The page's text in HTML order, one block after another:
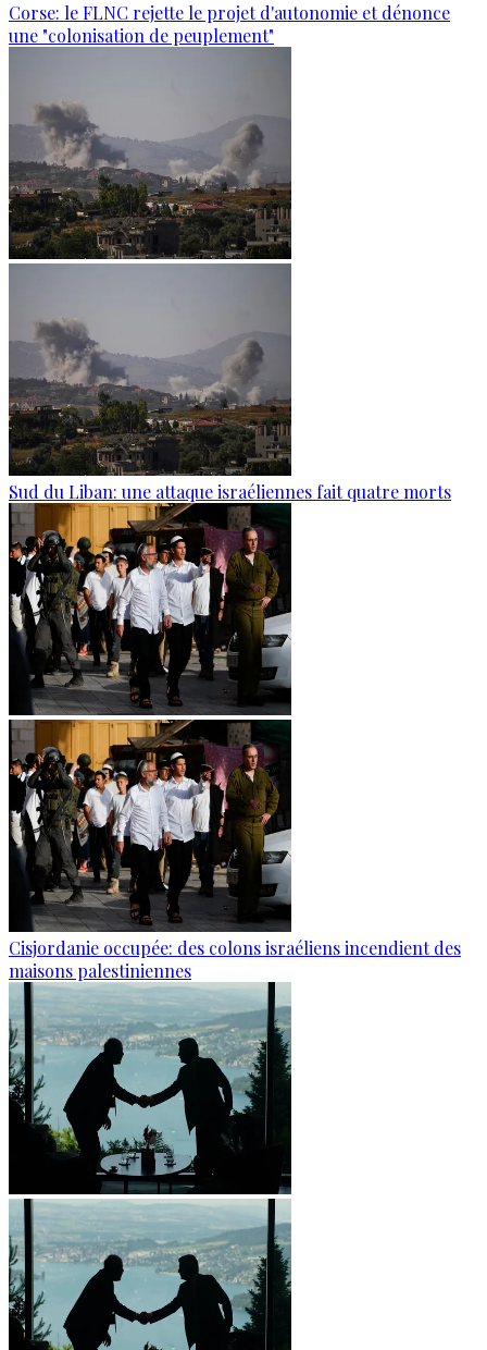
Corse: le FLNC rejette le projet d'autonomie et dénonce
une "colonisation de peuplement"
Sud du Liban: une attaque israéliennes fait quatre morts
Cisjordanie occupée: des colons israéliens incendient des
maisons palestiniennes